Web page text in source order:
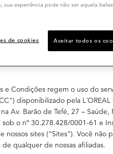
e Condições regem o uso do
") disponibilizado pela
Av. Barão de Tefé, 27 –
o nº 30.278.428/0001-61 e
nossos sites (“Sites”). Você não
qualquer de nossas afiliadas.
experiência pode não ser aquela
de cookies Aceitar todos os